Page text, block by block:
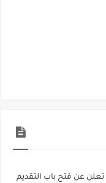
عن فتح باب التقديم